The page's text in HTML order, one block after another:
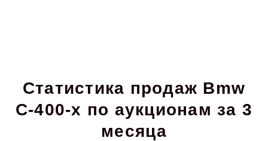
Статистика продаж Bmw
C-400-x по аукционам за 3
месяца